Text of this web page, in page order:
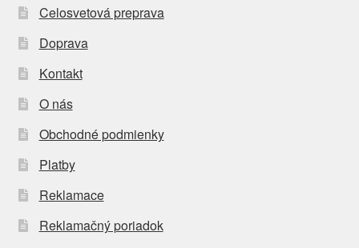
Celosvetová preprava
Doprava
Kontakt
O nás
Obchodné podmienky
Platby
Reklamace
Reklamačný poriadok